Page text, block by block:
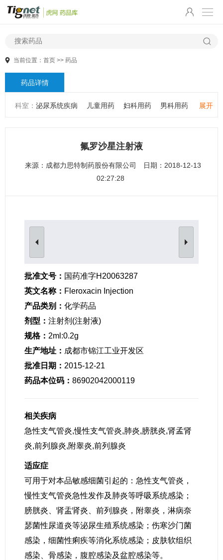
当前位置： 首页 >> 药品
药品详情
展开
科室： 泌尿系统疾病 儿童用药 妇科用药 男科用药
心血管系统疾病 精神心理疾病
性传播疾病
女性生殖及妊娠疾病
氟罗沙星注射液
来源： 成都力思特制药股份有限公司
日期：2018-12-13
02:27:28
批准文号： 国药准字H20063287
英文名称： Fleroxacin Injection
产品类别： 化学药品
剂型： 注射剂(注射液)
规格： 2ml:0.2g
生产地址： 成都市锦江工业开发区
批准日期： 2015-12-21
药品本位码： 86902042000119
相关疾病
急性支气管炎,慢性支气管炎,肺炎,膀胱炎,肾孟肾
炎,前列腺炎,附睾炎,前列腺炎
适应症
可用于对本品敏感细菌引起的：急性支气管炎，
慢性支气管炎急性发作及肺炎等呼吸系统感染；
膀胱炎、肾盂肾炎、前列腺炎，附睾炎，淋病奈
瑟菌性尿道炎等泌尿生殖系统感染；伤寒沙门菌
感染，细菌性痢疾等消化系统感染；皮肤软组织
感染、骨感染，腹腔感染及盆腔感染等。